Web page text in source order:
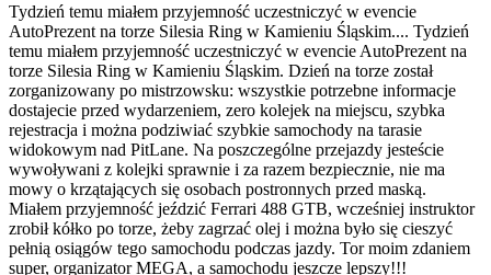
Tydzień temu miałem przyjemność uczestniczyć w evencie
AutoPrezent na torze Silesia Ring w Kamieniu Śląskim.... Tydzień
temu miałem przyjemność uczestniczyć w evencie AutoPrezent na
torze Silesia Ring w Kamieniu Śląskim. Dzień na torze został
zorganizowany po mistrzowsku: wszystkie potrzebne informacje
dostajecie przed wydarzeniem, zero kolejek na miejscu, szybka
rejestracja i można podziwiać szybkie samochody na tarasie
widokowym nad PitLane. Na poszczególne przejazdy jesteście
wywoływani z kolejki sprawnie i za razem bezpiecznie, nie ma
mowy o krzątających się osobach postronnych przed maską.
Miałem przyjemność jeździć Ferrari 488 GTB, wcześniej instruktor
zrobił kółko po torze, żeby zagrzać olej i można było się cieszyć
pełnią osiągów tego samochodu podczas jazdy. Tor moim zdaniem
super, organizator MEGA, a samochodu jeszcze lepszy!!!